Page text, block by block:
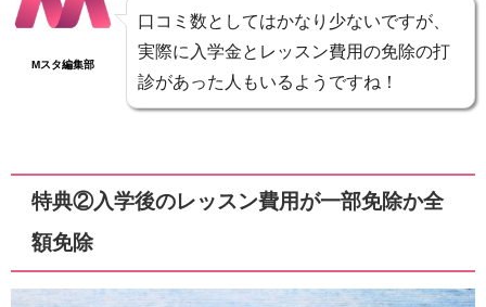
Mスタ編集部
口コミ数としてはかなり少ないですが、
実際に入学金とレッスン費用の免除の打
診があった人もいるようですね！
特典②入学後のレッスン費用が一部免除か全
額免除